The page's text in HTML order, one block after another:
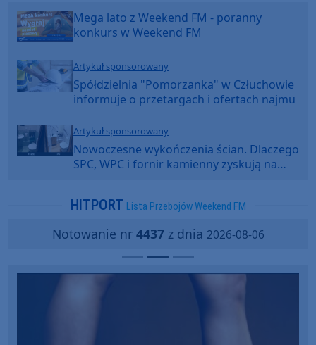
Mega lato z Weekend FM - poranny
konkurs w Weekend FM
Artykuł sponsorowany
Spółdzielnia "Pomorzanka" w Człuchowie
informuje o przetargach i ofertach najmu
Artykuł sponsorowany
Nowoczesne wykończenia ścian. Dlaczego
SPC, WPC i fornir kamienny zyskują na
HITPORT Lista Przebojów Weekend FM
Notowanie nr 4437z dnia 2026-08-06